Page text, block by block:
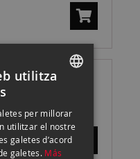
SONY E
ENGLISH
CATALAN
utilitza
per millorar
utilitzar el nostre
galetes d’acord
galetes. Más